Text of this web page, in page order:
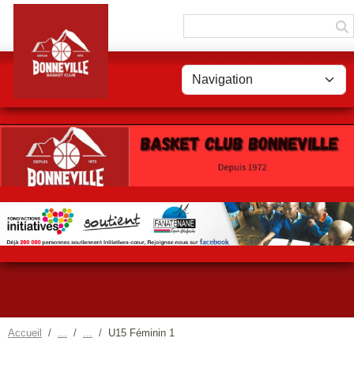
Accueil U15 Féminin 1